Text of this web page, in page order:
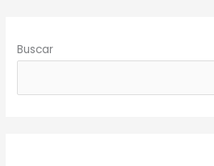
Buscar